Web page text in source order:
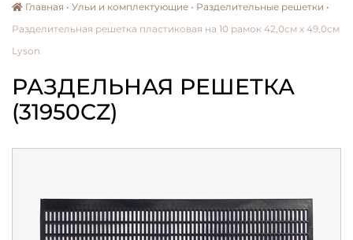
Главная • Ульи и комплектующие • Разделительные решетки •
Разделительная решетка пластиковая на 10 рамок 42,0см х 49,0см
Lyson
РАЗДЕЛЬНАЯ РЕШЕТКА
(31950CZ)